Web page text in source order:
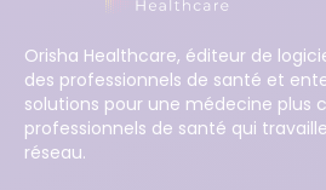
Orisha Healthcare, éditeur de
des professionnels de santé et
solutions pour une médecine plus
professionnels de santé qui
réseau.